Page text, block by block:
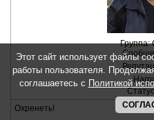
Охренеть!
Этот сайт использует файлы
работы пользователя.
соглашаетесь с Политикой